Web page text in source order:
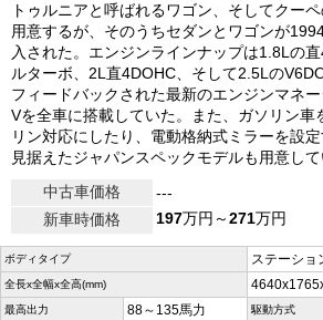
トゥルニアと呼ばれるワゴン、そしてクー
用意するが、そのうちセダンとワゴンが
入された。エンジンラインナップは1.8Lの
ルターボ、2L直4DOHC、そして2.5Lの
フィードバックされた最新のエンジンマネ
Vを全車に搭載していた。また、ガソリン車
リン対応にしたり、電動格納式ミラーを設
見据えたジャパンスペックモデルも用意して
中古車価格
---
新車時価格
197万円～271万円
ボディタイプ ステーショ
全長x全幅x全高(mm)
最高出力 88～135馬力 駆動方式